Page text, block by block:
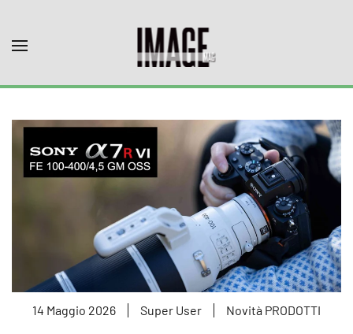
Skip to main content
14 Maggio 2026 Super User Novità PRODOTTI